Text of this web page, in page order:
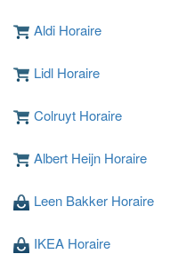
Aldi Horaire
Lidl Horaire
Colruyt Horaire
Albert Heijn Horaire
Leen Bakker Horaire
IKEA Horaire